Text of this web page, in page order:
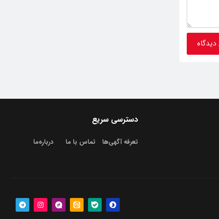
دسترسی سریع
تعرفه آگهی‌ها تماس با ما درباره‌‌ما